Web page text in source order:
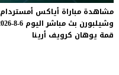
مشاهدة مباراة أياكس أمستردام
وشيلبورن بث مباشر اليوم 6-8-2026
قمة يوهان كرويف أرينا